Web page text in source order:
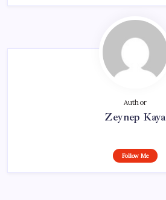
Author
Zeynep Kaya
Follow Me